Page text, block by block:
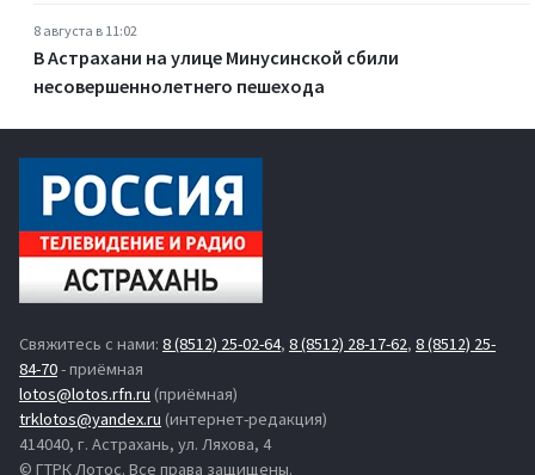
8 августа в 11:02
В Астрахани на улице Минусинской сбили
несовершеннолетнего пешехода
Свяжитесь с нами: 8 (8512) 25-02-64, 8 (8512) 28-17-62, 8 (8512) 25-
84-70- приёмная
lotos@lotos.rfn.ru (приёмная)
trklotos@yandex.ru (интернет-редакция)
414040, г. Астрахань, ул. Ляхова, 4
© ГТРК Лотос. Все права защищены.